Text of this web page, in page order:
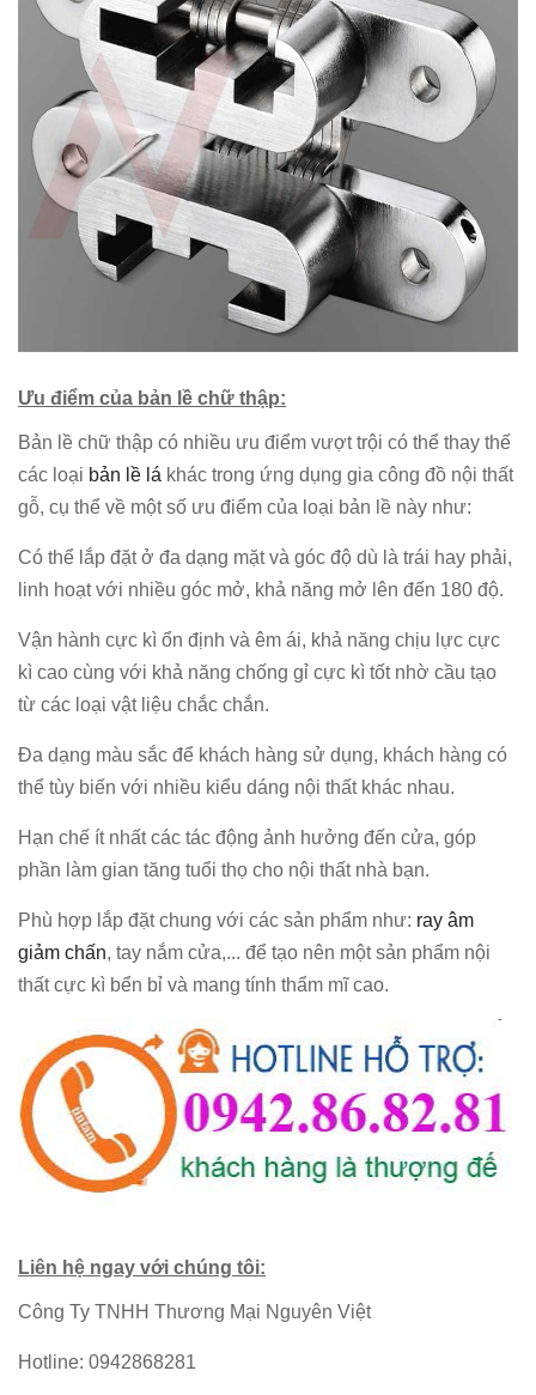
Ưu điểm của bản lề chữ thập:
Bản lề chữ thập có nhiều ưu điểm vượt trội có thể thay thế
các loại bản lề lá khác trong ứng dụng gia công đồ nội thất
gỗ, cụ thể về một số ưu điểm của loại bản lề này như:
Có thể lắp đặt ở đa dạng mặt và góc độ dù là trái hay phải,
linh hoạt với nhiều góc mở, khả năng mở lên đến 180 độ.
Vận hành cực kì ổn định và êm ái, khả năng chịu lực cực
kì cao cùng với khả năng chống gỉ cực kì tốt nhờ cầu tạo
từ các loại vật liệu chắc chắn.
Đa dạng màu sắc để khách hàng sử dụng, khách hàng có
thể tùy biến với nhiều kiểu dáng nội thất khác nhau.
Hạn chế ít nhất các tác động ảnh hưởng đến cửa, góp
phần làm gian tăng tuổi thọ cho nội thất nhà bạn.
Phù hợp lắp đặt chung với các sản phẩm như: ray âm
giảm chấn, tay nắm cửa,... để tạo nên một sản phẩm nội
thất cực kì bển bỉ và mang tính thẩm mĩ cao.
Liên hệ ngay với chúng tôi:
Công Ty TNHH Thương Mại Nguyên Việt
Hotline: 0942868281